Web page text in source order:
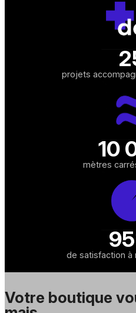
projets
10
mètres
de satisfaction à
Votre boutique